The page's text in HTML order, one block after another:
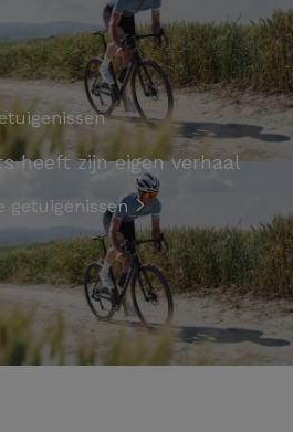
heeft zijn eigen verhaal
getuigenissen